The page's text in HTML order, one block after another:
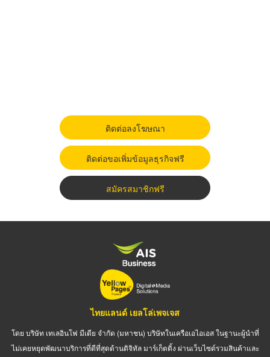
ติดต่อลงโฆษณา
ติดต่อขอเพิ่มข้อมูลธุรกิจฟรี
สมัครสมาชิกฟรี
ไทยแลนด์ เยลโล่เพจเจส
โดย บริษัท เทเลอินโฟ มีเดีย จำกัด (มหาชน) บริษัทในเครือเอไอเอส ในฐานะผู้นำที่
ไม่เคยหยุดพัฒนาบริการที่ดีที่สุดด้านดิจิทัล มาร์เก็ตติ้ง ผ่านเว็บไซต์รวมสินค้าและ